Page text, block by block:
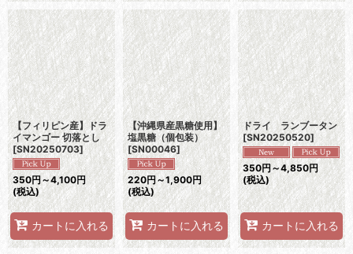
【フィリピン産】ドラ
イマンゴー 切落とし
[SN20250703]
350円 ～4,100円
(税込)
カートに入れる
【沖縄県産黒糖使用】
塩黒糖（個包装）
[SN00046]
220円 ～1,900円
(税込)
カートに入れる
ドライ ランブータン
[SN20250520]
350円～4,850円
(税込)
カートに入れる